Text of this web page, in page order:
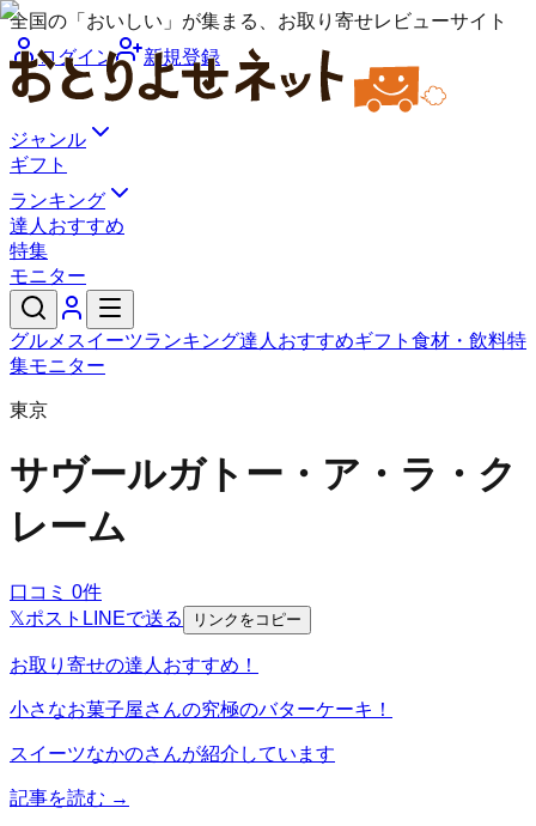
全国の「おいしい」が集まる、お取り寄せレビューサイト
ログイン
新規登録
ジャンル
ギフト
ランキング
達人おすすめ
特集
モニター
グルメ スイーツランキング達人おすすめギフト 食材・飲料特
集モニター
東京
サヴールガトー・ア・ラ・ク
レーム
口コミ 0件
𝕏ポスト LINEで送る リンクをコピー
お取り寄せの達人おすすめ！
小さなお菓子屋さんの究極のバターケーキ！
スイーツなかのさんが紹介しています
記事を読む →